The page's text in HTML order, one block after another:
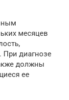
месяцев
При диагнозе
должны
ее